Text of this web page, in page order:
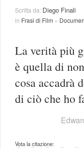
Scritta da: Diego Finali
in Frasi di Film »
La verità più
è quella di
cosa accadrà
di ciò che ho
Vota la citazione: